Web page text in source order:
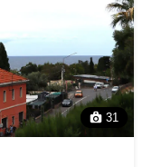
31